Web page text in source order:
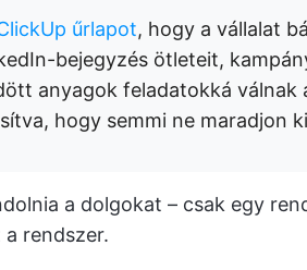
űrlapot, hogy a vállalat
bejegyzés ötleteit,
anyagok feladatokká válnak
hogy semmi ne maradjon
a dolgokat – csak egy
rendszer.